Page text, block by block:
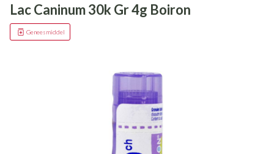
Lac Caninum 30k Gr 4g Boiron
Geneesmiddel